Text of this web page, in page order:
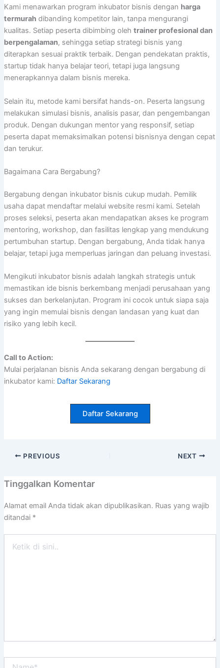
Kami menawarkan program inkubator bisnis dengan harga
termurahdibanding kompetitor lain, tanpa mengurangi
kualitas. Setiap peserta dibimbing oleh trainer profesional dan
berpengalaman, sehingga setiap strategi bisnis yang
diterapkan sesuai praktik terbaik. Dengan pendekatan praktis,
startup tidak hanya belajar teori, tetapi juga langsung
menerapkannya dalam bisnis mereka.
Selain itu, metode kami bersifat hands-on. Peserta langsung
melakukan simulasi bisnis, analisis pasar, dan pengembangan
produk. Dengan dukungan mentor yang responsif, setiap
peserta dapat memaksimalkan potensi bisnisnya dengan cepat
dan terukur.
Bagaimana Cara Bergabung?
Bergabung dengan inkubator bisnis cukup mudah. Pemilik
usaha dapat mendaftar melalui website resmi kami. Setelah
proses seleksi, peserta akan mendapatkan akses ke program
mentoring, workshop, dan fasilitas lengkap yang mendukung
pertumbuhan startup. Dengan bergabung, Anda tidak hanya
belajar, tetapi juga memperluas jaringan dan peluang investasi.
Mengikuti inkubator bisnis adalah langkah strategis untuk
memastikan ide bisnis berkembang menjadi perusahaan yang
sukses dan berkelanjutan. Program ini cocok untuk siapa saja
yang ingin memulai bisnis dengan landasan yang kuat dan
risiko yang lebih kecil.
Call to Action:
Mulai perjalanan bisnis Anda sekarang dengan bergabung di
inkubator kami: Daftar Sekarang
Daftar Sekarang
PREVIOUS NEXT
Tinggalkan Komentar
Alamat email Anda tidak akan dipublikasikan. Ruas yang wajib
ditandai *